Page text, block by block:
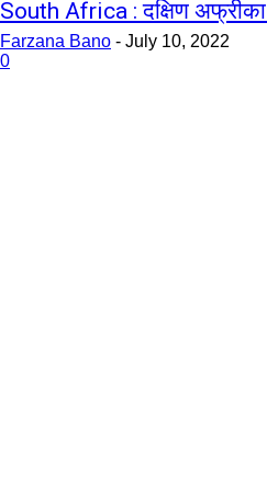
South Africa : दक्षिण अफ्रीका
Farzana Bano - July 10, 2022
0